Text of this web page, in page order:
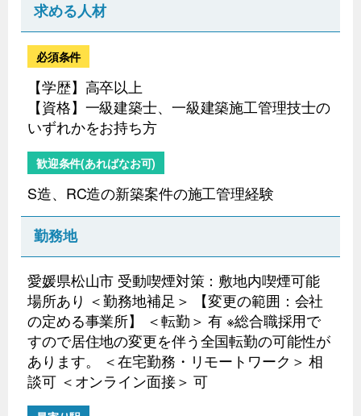
求める人材
必須条件
【学歴】高卒以上
【資格】一級建築士、一級建築施工管理技士の
いずれかをお持ち方
歓迎条件(あればなお可)
S造、RC造の新築案件の施工管理経験
勤務地
愛媛県松山市 受動喫煙対策：敷地内喫煙可能
場所あり ＜勤務地補足＞ 【変更の範囲：会社
の定める事業所】 ＜転勤＞ 有 ※総合職採用で
すので居住地の変更を伴う全国転勤の可能性が
あります。 ＜在宅勤務・リモートワーク＞ 相
談可 ＜オンライン面接＞ 可